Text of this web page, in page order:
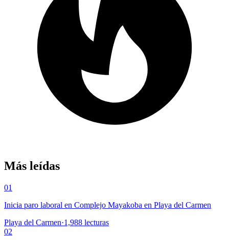
Más leídas
01
Inicia paro laboral en Complejo Mayakoba en Playa del Carmen
Playa del Carmen·1,988 lecturas
02